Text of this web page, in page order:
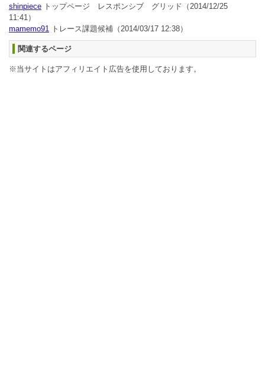
shinpiece トップページ レスポンシブ グリッド （2014/12/25
11:41）
mamemo91 トレース課題候補 （2014/03/17 12:38）
関連するページ
※当サイトはアフィリエイト広告を使用しております。